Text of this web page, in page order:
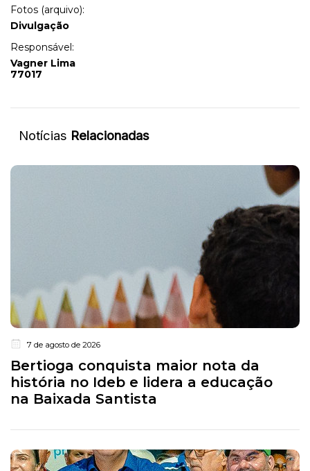
Fotos (arquivo):
Divulgação
Responsável:
Vagner Lima
77017
Notícias Relacionadas
7 de agosto de 2026
Bertioga conquista maior nota da
história no Ideb e lidera a educação
na Baixada Santista